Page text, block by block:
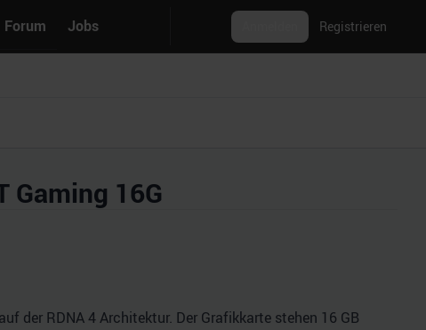
Forum Jobs Registrieren
Gaming 16G
der RDNA 4 Architektur. Der Grafikkarte stehen 16 GB